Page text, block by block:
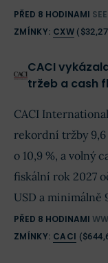
PŘED 8 HODINAMI
ZMÍNKY: CXW ( $32,27
CACI
tržeb a cash
CACI
rekordní tržby
o 10,9 %, a volný
fiskální rok 2027
USD a minimálně
PŘED 8 HODINAMI
ZMÍNKY: CACI (